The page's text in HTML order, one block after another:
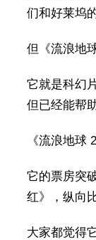
们和好莱坞
但《流浪地
它就是科幻
但已经能帮
《流浪地球
它的票房突
红》，纵向
大家都觉得